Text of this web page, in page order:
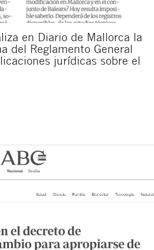
en Diario de Mallorca la
del Reglamento General
jurídicas sobre el